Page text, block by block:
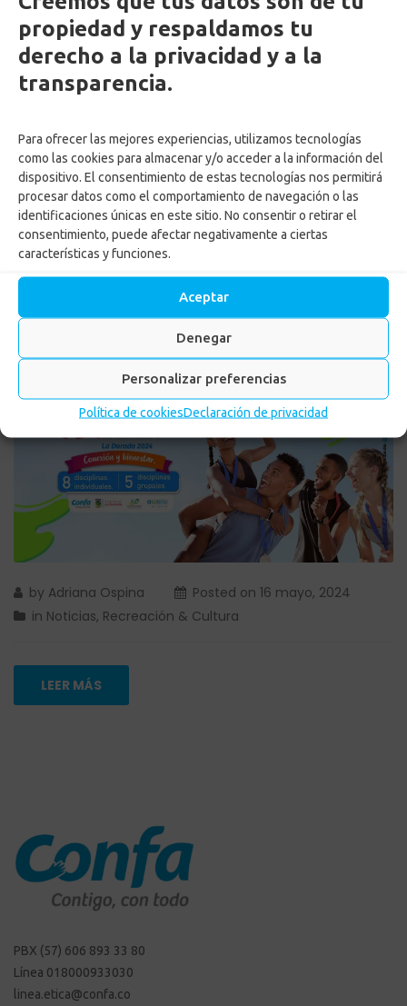
propiedad y respaldamos tu
derecho a la privacidad y a la
transparencia.
Para ofrecer las mejores experiencias, utilizamos tecnologías
como las cookies para almacenar y/o acceder a la información del
dispositivo. El consentimiento de estas tecnologías nos permitirá
procesar datos como el comportamiento de navegación o las
identificaciones únicas en este sitio. No consentir o retirar el
consentimiento, puede afectar negativamente a ciertas
características y funciones.
Aceptar
Denegar
Personalizar preferencias
Política de cookiesDeclaración de privacidad
byAdriana Ospina Posted on17 mayo, 2024
inJuegos Deportivos Empresariales, Noticias ,Recreación
& Cultura
LEER MÁS
Confa abre las inscripciones
abiertas para los Juegos
Deportivos Empresariales La
Dorada
by Adriana Ospina Posted on 16 mayo, 2024
in Noticias, Recreación & Cultura
LEER MÁS
PBX (57) 606 893 33 80
Línea 018000933030
linea.etica@confa.co